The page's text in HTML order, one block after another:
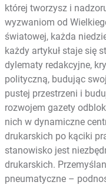
której tworzysz i
wyzwaniom od
światowej, każda
każdy artykuł staje się
dylematy redakcyjne,
polityczną, budując
pustej przestrzeni i
rozwojem gazety
nich w dynamiczne
drukarskich po kąciki
stanowisko jest
drukarskich.
pneumatyczne –